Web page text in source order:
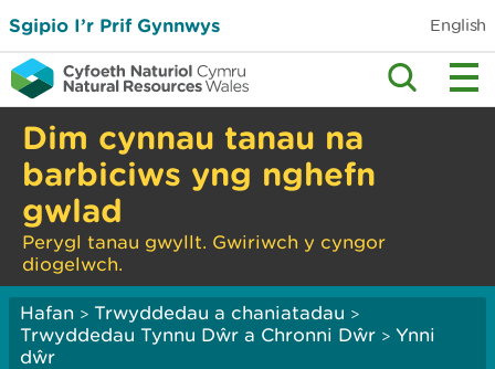
Sgipio I’r Prif Gynnwys English
Dim cynnau tanau na
barbiciws yng nghefn
gwlad
Perygl tanau gwyllt. Gwiriwch y cyngor
diogelwch.
Hafan > Trwyddedau a chaniatadau >
Trwyddedau Tynnu Dŵr a Chronni Dŵr > Ynni
dŵr